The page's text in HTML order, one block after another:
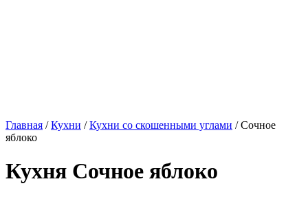
Главная /Кухни /Кухни со скошенными углами / Сочное
яблоко
Кухня Сочное яблоко